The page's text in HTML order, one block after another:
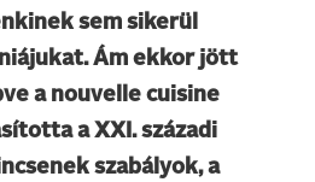
sem sikerül
Ám ekkor jött
a nouvelle cuisine
a XXI. századi
szabályok, a